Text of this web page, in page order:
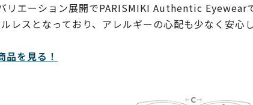
リエーション展開でPARISMIKI Authentic Eyewear
レスとなっており、アレルギーの心配も少なく安心
品を見る！